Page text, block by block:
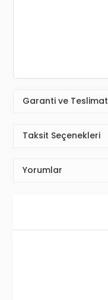
Garanti ve Teslimat
Taksit Seçenekleri
Yorumlar